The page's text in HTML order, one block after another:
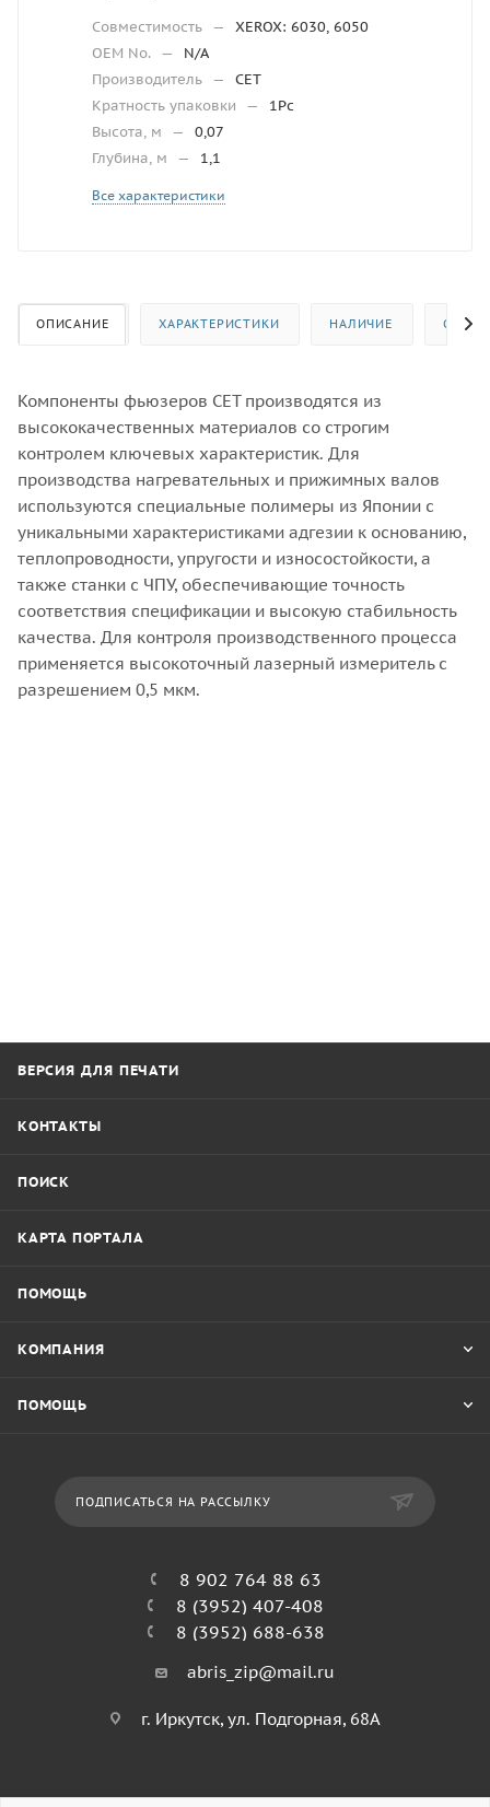
Совместимость —
XEROX: 6030, 6050
OEM No.
—
N/A
Производитель —
CET
Кратность упаковки
—
1Pc
Высота, м
—
0,07
Глубина, м
— 1,1
Все характеристики
ОПИСАНИЕ ХАРАКТЕРИСТИКИ НАЛИЧИЕ
Компоненты фьюзеров CET производятся из
высококачественных материалов со строгим
контролем ключевых характеристик. Для
производства нагревательных и прижимных валов
используются специальные полимеры из Японии с
уникальными характеристиками адгезии к основанию,
теплопроводности, упругости и износостойкости, а
также станки с ЧПУ, обеспечивающие точность
соответствия спецификации и высокую стабильность
качества. Для контроля производственного процесса
применяется высокоточный лазерный измеритель с
разрешением 0,5 мкм.
ВЕРСИЯ ДЛЯ ПЕЧАТИ
КОНТАКТЫ
ПОИСК
КАРТА ПОРТАЛА
ПОМОЩЬ
КОМПАНИЯ
ПОМОЩЬ
ПОДПИСАТЬСЯ НА РАССЫЛКУ
8 902 764 88 63
8 (3952) 407-408
8 (3952) 688-638
abris_zip@mail.ru
г. Иркутск, ул. Подгорная, 68А